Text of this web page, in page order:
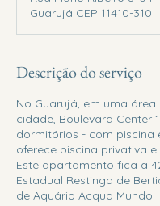
Guarujá CEP 11410-310
Descrição do serviço
No Guarujá, em uma
cidade, Boulevard Center
dormitórios - com piscina
oferece piscina privativa e
Este apartamento fica a
Estadual Restinga de
de Aquário Acqua Mundo.